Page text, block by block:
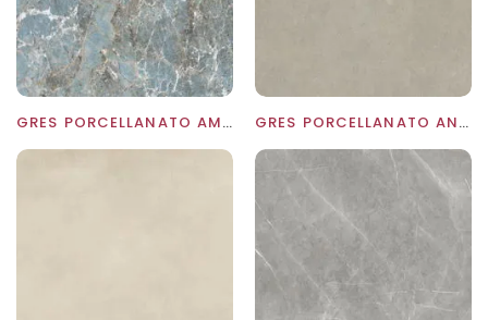
GRES PORCELLANATO AMAZONITE SEAGREEN ASCALE GRES PORCELLANATO ANTALYA SAND ASCALE